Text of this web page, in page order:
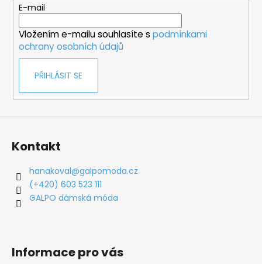
E-mail
Vložením e-mailu souhlasíte s podmínkami
ochrany osobních údajů
PŘIHLÁSIT SE
Kontakt
hanakoval@galpomoda.cz
(+420) 603 523 111
GALPO dámská móda
Informace pro vás